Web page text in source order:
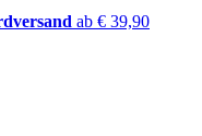
ab € 39,90